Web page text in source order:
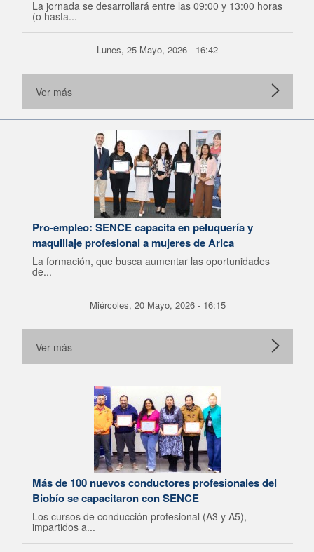
La jornada se desarrollará entre las 09:00 y 13:00 horas
(o hasta...
Lunes, 25 Mayo, 2026 - 16:42
Ver más
Pro-empleo: SENCE capacita en peluquería y
maquillaje profesional a mujeres de Arica
La formación, que busca aumentar las oportunidades
de...
Miércoles, 20 Mayo, 2026 - 16:15
Ver más
Más de 100 nuevos conductores profesionales del
Biobío se capacitaron con SENCE
Los cursos de conducción profesional (A3 y A5),
impartidos a...